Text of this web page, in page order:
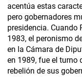
acentúa estas
pero gobernadores
presidencia. Cuando
1983, el peronismo
en la Cámara de
en 1989, fue el turno
rebelión de sus